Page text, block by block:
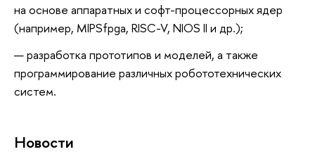
на основе аппаратных и софт-процессорных ядер
(например, MIPSfpga, RISC-V, NIOS II и др.);
разработка прототипов и моделей, а также
программирование различных робототехнических
систем.
Новости